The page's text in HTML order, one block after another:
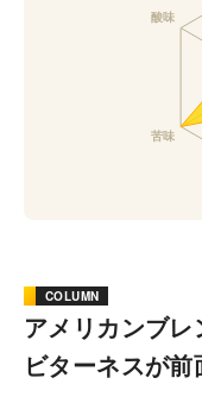
COLUMN
アメリカンブレ
ビターネスが